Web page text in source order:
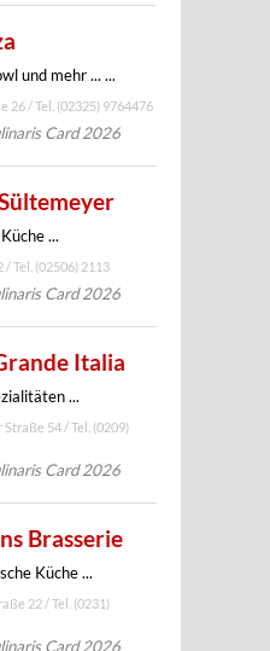
und mehr ... ...
26 / Tel. (02325) 9764476
Card 2026
...
Tel. (02506) 2113
Card 2026
Italia
...
54 / Tel. (0209)
Card 2026
Brasserie
Küche ...
22 / Tel. (0231)
Card 2026